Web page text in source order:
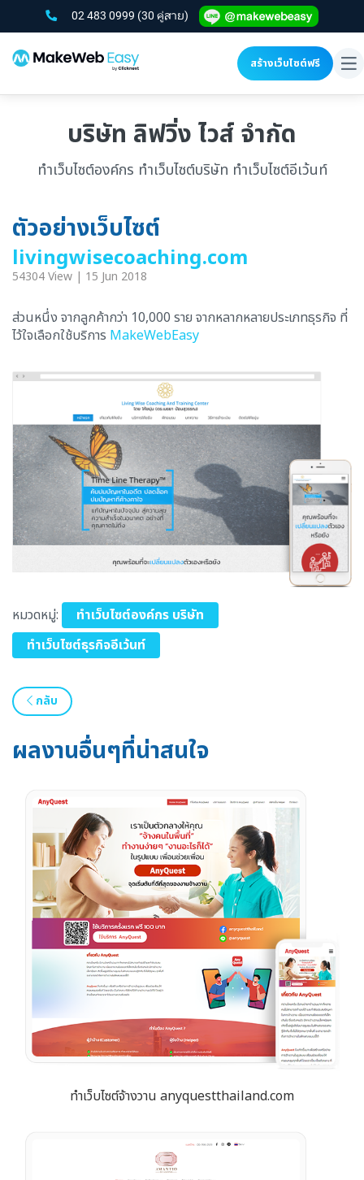
02 483 0999 (30 คู่สาย)
สร้างเว็บไซต์ฟรี
บริษัท ลิฟวิ่ง ไวส์ จำกัด
ทำเว็บไซต์องค์กร ทำเว็บไซต์บริษัท ทำเว็บไซต์อีเว้นท์
ตัวอย่างเว็บไซต์
livingwisecoaching.com
54304 View | 15 Jun 2018
ส่วนหนึ่ง จากลูกค้ากว่า 10,000 ราย จากหลากหลายประเภทธุรกิจ ที่
ไว้ใจเลือกใช้บริการ MakeWebEasy
หมวดหมู่:
ทำเว็บไซต์องค์กร บริษัท
ทำเว็บไซต์ธุรกิจอีเว้นท์
กลับ
ผลงานอื่นๆที่น่าสนใจ
ทำเว็บไซต์จ้างวาน anyquestthailand.com